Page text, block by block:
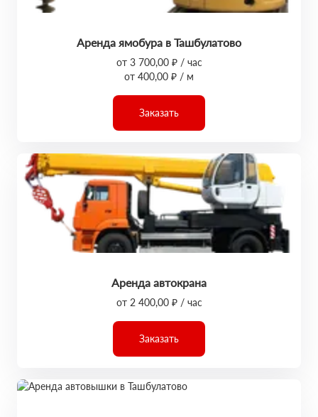
Аренда ямобура в Ташбулатово
от 3 700,00 ₽ / час
от 400,00 ₽ / м
Заказать
Аренда автокрана
от 2 400,00 ₽ / час
Заказать